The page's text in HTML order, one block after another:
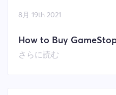
8月 19th 2021
How to Buy
さらに読む